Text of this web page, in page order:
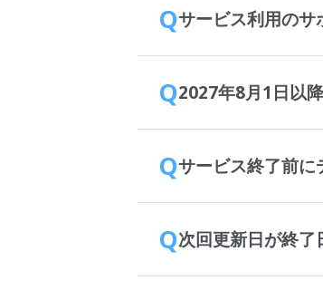
Qサービス利用のサ
Q2027年8月1日以
Qサービス終了前に
Q次回更新日が終了